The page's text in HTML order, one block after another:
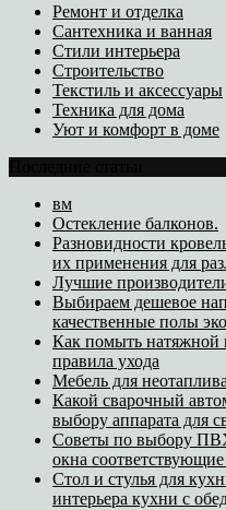
Ремонт и отделка
Сантехника и ванная
Стили интерьера
Строительство
Текстиль и аксессуары
Техника для дома
Уют и комфорт в доме
вм
Остекление балконов.
Разновидности
их применения для
Лучшие
Выбираем дешевое
качественные полы
Как помыть натяжной
правила ухода
Мебель для
Какой сварочный
выбору аппарата для
Советы по выбору
окна
Стол и стулья для
интерьера кухни с